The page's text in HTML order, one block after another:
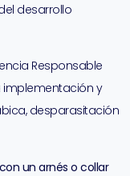
desarrollo
Responsable
y
desparasitación
un arnés o collar